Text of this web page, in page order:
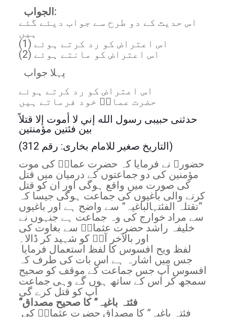
الجواب:
اس حدیث کے دو طرح سے جواب دیئے گئے
ہیں
(1) اس اعتراض کو رد کرتے ہوئے
پہلا جواب
اس اعتراض کو رد کرتے ہوئے
حضرت عمارؓ خود فرماتے ہیں
حدثنی حبیبی رسول الله إني لا أموت إلا قتلاً
بين فئتين مؤمنتين
(التاریخ صغیر للامام بخاری: رقم 312)
حضورﷺ نے فرمایا کہ حضرت عمارؓ کی موت
مؤمنین کی دو جماعتوں کے درمیان میں قتل
کی صورت میں واقع ہوگی اور ان کو قتل
کرنے والی باغیوں کی جماعت ہوگی جیسا کہ
“تقتلہ الفئتہالباغيہ” سے واضح ہے اور باغیوں
سے مراد خوارج کی وہ جماعت ہے جنہوں نے
خلیفہ راشد حضرت عثمانؓ سے بغاوت کی
اور بالآخر آپؓ کو شہید کر ڈالا۔
جس میں اشارہ ہے اس بات کی طرف کہ
افسوس آپ جس جماعت کے موقف کو صحیح
سمجھ کر اس کے ساتھ ہوں گے وہی جماعت
آپ کو قتل کرے گی